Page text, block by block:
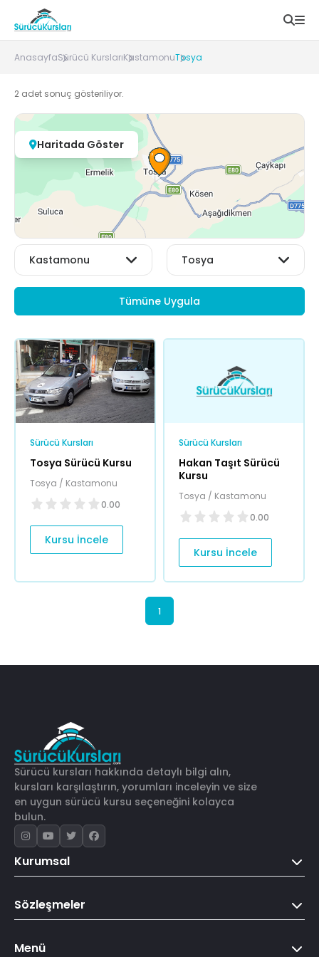
AnasayfaSürücü KurslarıKastamonuTosya
2 adet sonuç gösteriliyor.
Haritada Göster
Tümüne Uygula
Sürücü Kursları
Tosya Sürücü Kursu
Tosya / Kastamonu
0.00
Kursu İncele
Sürücü Kursları
Hakan Taşıt Sürücü
Kursu
Tosya / Kastamonu
0.00
Kursu İncele
1
Sürücü kursları hakkında detaylı bilgi alın,
kursları karşılaştırın, yorumları inceleyin ve size
en uygun sürücü kursu seçeneğini kolayca
bulun.
Kurumsal
Sözleşmeler
Menü